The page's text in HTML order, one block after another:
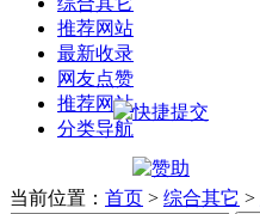
推荐网站
最新收录
网友点赞
推荐网站
分类导航
当前位置： 首页 > 综合其它 >